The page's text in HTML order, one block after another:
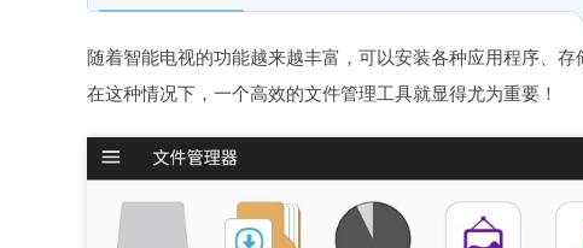
随着智能电视的功能越来越丰富，可以安装各种应用程序、
在这种情况下，一个高效的文件管理工具就显得尤为重要！